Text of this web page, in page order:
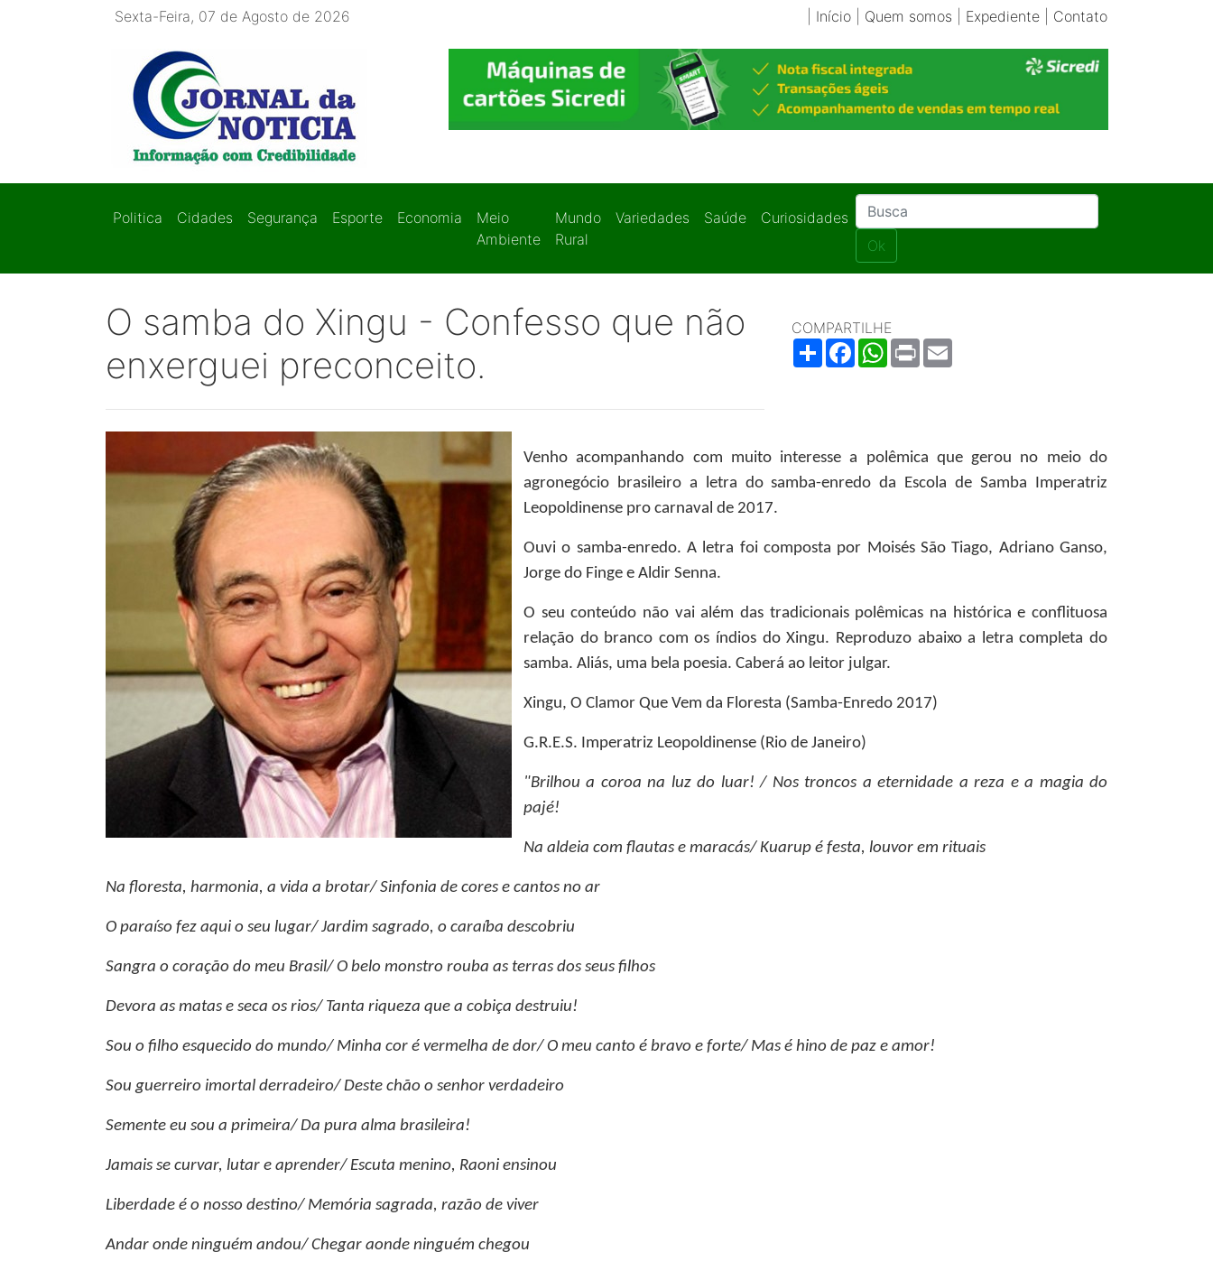
Sexta-Feira, 07 de Agosto de 2026 Início| Quem somos Expediente| Contato
Politica Cidades Segurança Esporte Economia
Meio
Ambiente
Mundo
Rural
Variedades Saúde
Curiosidades
Ok
O samba do Xingu - Confesso que não
enxerguei preconceito.
COMPARTILHE
ShareFacebookWhatsApp
Print
Venho acompanhando com muito interesse a polêmica que gerou no meio do
agronegócio brasileiro a letra do samba-enredo da Escola de Samba Imperatriz
Leopoldinense pro carnaval de 2017.
Ouvi o samba-enredo. A letra foi composta por Moisés São Tiago, Adriano Ganso,
Jorge do Finge e Aldir Senna.
O seu conteúdo não vai além das tradicionais polêmicas na histórica e conflituosa
relação do branco com os índios do Xingu. Reproduzo abaixo a letra completa do
samba. Aliás, uma bela poesia. Caberá ao leitor julgar.
Xingu, O Clamor Que Vem da Floresta (Samba-Enredo 2017)
G.R.E.S. Imperatriz Leopoldinense (Rio de Janeiro)
"Brilhou a coroa na luz do luar! / Nos troncos a eternidade a reza e a magia do
pajé!
Na aldeia com flautas e maracás/ Kuarup é festa, louvor em rituais
Na floresta, harmonia, a vida a brotar/ Sinfonia de cores e cantos no ar
O paraíso fez aqui o seu lugar/ Jardim sagrado, o caraíba descobriu
Sangra o coração do meu Brasil/ O belo monstro rouba as terras dos seus filhos
Devora as matas e seca os rios/ Tanta riqueza que a cobiça destruiu!
Sou o filho esquecido do mundo/ Minha cor é vermelha de dor/ O meu canto é bravo e forte/ Mas é hino de paz e amor!
Sou guerreiro imortal derradeiro/ Deste chão o senhor verdadeiro
Semente eu sou a primeira/ Da pura alma brasileira!
Jamais se curvar, lutar e aprender/ Escuta menino, Raoni ensinou
Liberdade é o nosso destino/ Memória sagrada, razão de viver
Andar onde ninguém andou/ Chegar aonde ninguém chegou